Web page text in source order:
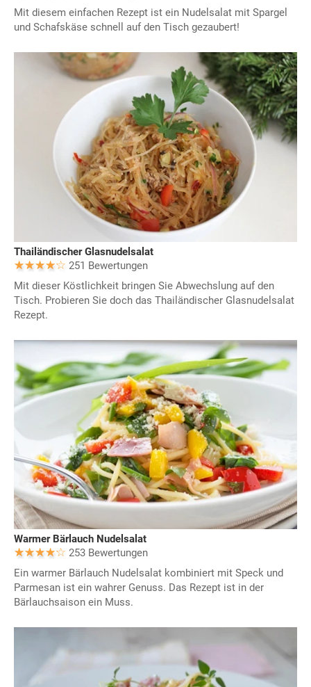
Mit diesem einfachen Rezept ist ein Nudelsalat mit Spargel
und Schafskäse schnell auf den Tisch gezaubert!
Thailändischer Glasnudelsalat
251 Bewertungen
Mit dieser Köstlichkeit bringen Sie Abwechslung auf den
Tisch. Probieren Sie doch das Thailändischer Glasnudelsalat
Rezept.
Warmer Bärlauch Nudelsalat
253 Bewertungen
Ein warmer Bärlauch Nudelsalat kombiniert mit Speck und
Parmesan ist ein wahrer Genuss. Das Rezept ist in der
Bärlauchsaison ein Muss.